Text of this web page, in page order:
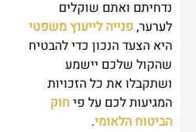
נדחיתם ואתם שוקלים
לערער,פנייה לייעוץ משפטי
היא הצעד הנכון כדי להבטיח
שהקול שלכם יישמע
ושתקבלו את כל הזכויות
המגיעות לכם על פיחוק
הביטוח הלאומי.